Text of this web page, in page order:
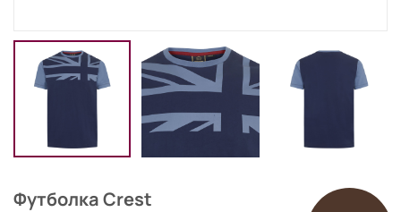
Футболка Crest